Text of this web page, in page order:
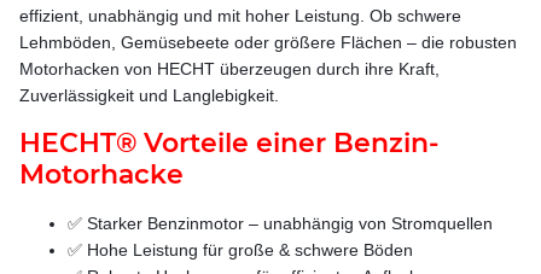
effizient, unabhängig und mit hoher Leistung. Ob schwere
Lehmböden, Gemüsebeete oder größere Flächen – die robusten
Motorhacken von HECHT überzeugen durch ihre Kraft,
Zuverlässigkeit und Langlebigkeit.
HECHT® Vorteile einer Benzin-
Motorhacke
✅ Starker Benzinmotor – unabhängig von Stromquellen
✅ Hohe Leistung für große & schwere Böden